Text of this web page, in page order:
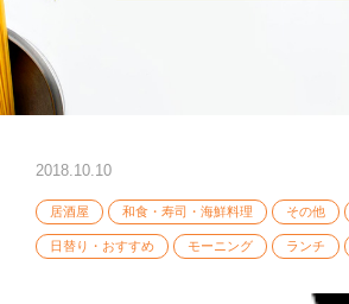
2018.10.10
居酒屋 和食・寿司・海鮮料理 その他
日替り・おすすめ モーニング ランチ